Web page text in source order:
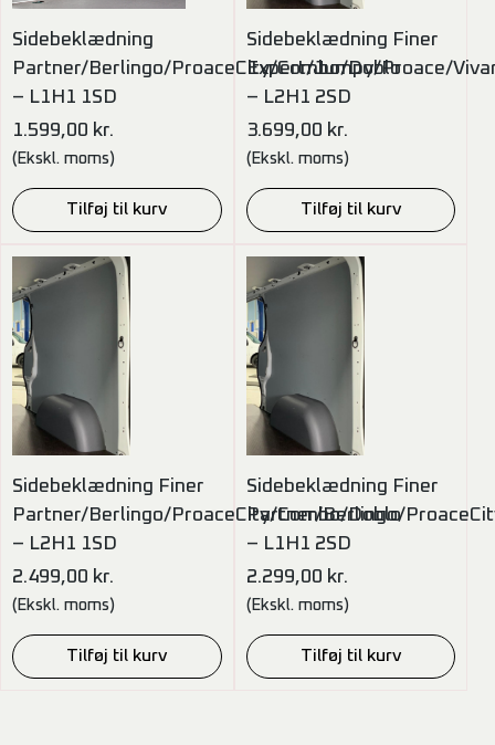
Sidebeklædning
Partner/Berlingo/ProaceCity/Combo/Doblo
– L1H1 1SD
1.599,00 kr.
(Ekskl. moms)
Tilføj til kurv
Sidebeklædning Finer
Expert/Jumpy/Proace/
– L2H1 2SD
3.699,00 kr.
(Ekskl. moms)
Tilføj til kurv
Sidebeklædning Finer
Partner/Berlingo/ProaceCity/Combo/Doblo
– L2H1 1SD
2.499,00 kr.
(Ekskl. moms)
Tilføj til kurv
Sidebeklædning Finer
Partner/Berlingo/
– L1H1 2SD
2.299,00 kr.
(Ekskl. moms)
Tilføj til kurv